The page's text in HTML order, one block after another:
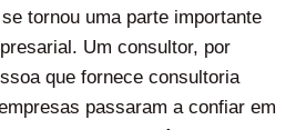
se tornou uma parte importante
Um consultor, por
que fornece consultoria
passaram a confiar em